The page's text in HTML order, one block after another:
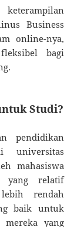
Business
online-nya,
bagi
Studi?
pendidikan
universitas
mahasiswa
yang relatif
rendah
baik untuk
yang